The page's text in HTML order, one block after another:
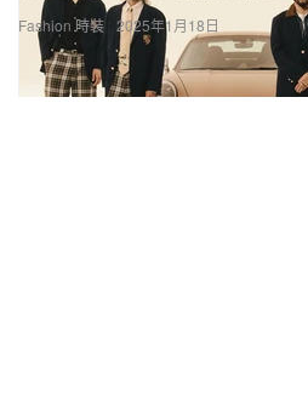
Fashion 時裝 2025年1月18日